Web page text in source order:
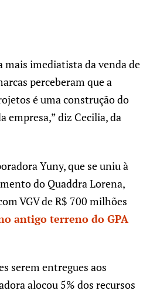
mais imediatista da venda de
perceberam que a
é uma construção do
empresa,” diz Cecilia, da
Yuny, que se uniu à
do Quaddra Lorena,
VGV de R$ 700 milhões
antigo terreno do GPA
serem entregues aos
alocou 5% dos recursos